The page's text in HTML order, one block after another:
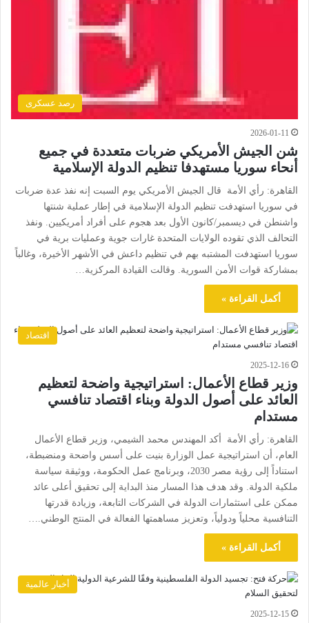
رصد عسكرى
2026-01-11
شن الجيش الأمريكي ضربات متعددة في جميع
أنحاء سوريا مستهدفا تنظيم الدولة الإسلامية
القاهرة: رأي الأمة قال الجيش الأمريكي يوم السبت إنه نفذ عدة ضربات
في سوريا استهدفت تنظيم الدولة الإسلامية في إطار عملية شنتها
واشنطن في ديسمبر/كانون الأول بعد هجوم على أفراد أمريكيين. ونفذ
التحالف الذي تقوده الولايات المتحدة غارات جوية وعمليات برية في
سوريا استهدفت المشتبه بهم في تنظيم داعش في الأشهر الأخيرة، وغالباً
بمشاركة قوات الأمن السورية. وقالت القيادة المركزية…
أكمل القراءة »
اقتصاد
2025-12-16
وزير قطاع الأعمال: استراتيجية واضحة لتعظيم
العائد على أصول الدولة وبناء اقتصاد تنافسي
مستدام
القاهرة: رأي الأمة أكد المهندس محمد الشيمي، وزير قطاع الأعمال
العام، أن استراتيجية عمل الوزارة بنيت على أسس واضحة ومنضبطة،
استناداً إلى رؤية مصر 2030، وبرنامج عمل الحكومة، ووثيقة سياسة
ملكية الدولة. وقد هدف هذا المسار منذ البداية إلى تحقيق أعلى عائد
ممكن على استثمارات الدولة في الشركات التابعة، وزيادة قدرتها
التنافسية محلياً ودولياً، وتعزيز مساهمتها الفعالة في المنتج الوطني.…
أكمل القراءة »
أخبار عالمية
2025-12-15